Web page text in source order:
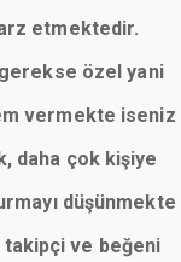
etmektedir.
özel yani
vermekte iseniz
daha çok kişiye
düşünmekte
ve beğeni